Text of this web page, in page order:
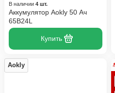
В наличии 4 шт.
Аккумулятор Aokly 50 Ач
65B24L
Купить
Aokly